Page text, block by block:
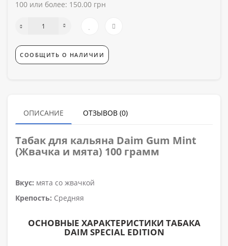
100 или более: 150.00 грн
СООБЩИТЬ О НАЛИЧИИ
ОПИСАНИЕ ОТЗЫВОВ (0)
Табак для кальяна Daim Gum Mint
(Жвачка и мята) 100 грамм
Вкус: мята со жвачкой
Крепость: Средняя
ОСНОВНЫЕ ХАРАКТЕРИСТИКИ ТАБАКА
DAIM SPECIAL EDITION